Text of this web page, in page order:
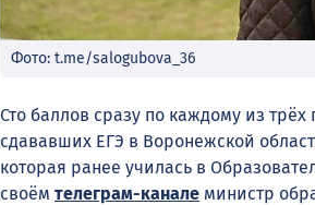
Фото: t.me/salogubova_36
Сто баллов сразу по каждому из
сдававших ЕГЭ в Воронежской
которая ранее училась в
своём телеграм-канале министр